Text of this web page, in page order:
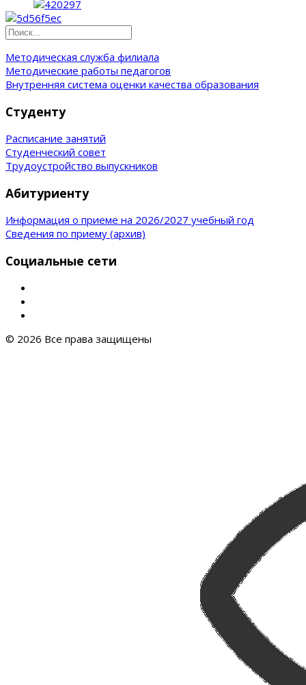
Методическая служба филиала
Методические работы педагогов
Внутренняя система оценки качества образования
Студенту
Расписание занятий
Студенческий совет
Трудоустройство выпускников
Абитуриенту
Информация о приеме на 2026/2027 учебный год
Сведения по приему (архив)
Социальные сети
© 2026 Все права защищены